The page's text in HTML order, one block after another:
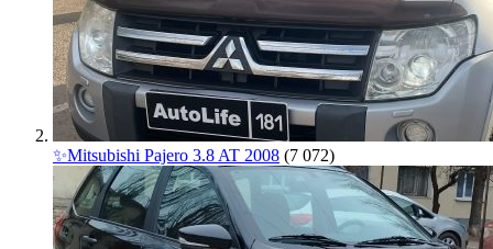
✨Mitsubishi Pajero 3.8 AT 2008 (7 072)